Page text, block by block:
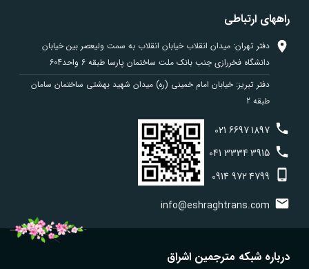
راههای ارتباطی
دفتر تهران: میدان انقلاب خیابان انقلاب به سمت ولیعصر بین خیابان
دانشگاه فخررازی جنب بانک ملت ساختمان پارسا طبقه 6 واحد604
دفتر تبریز: خیابان امام خمینی (ره) میدان شهید بهشتی ساختمان سامان
طبقه 2
021 66971897
041 33343915
0914 9724799
info@eshraghtrans.com
درباره شبکه مترجمین اشراق